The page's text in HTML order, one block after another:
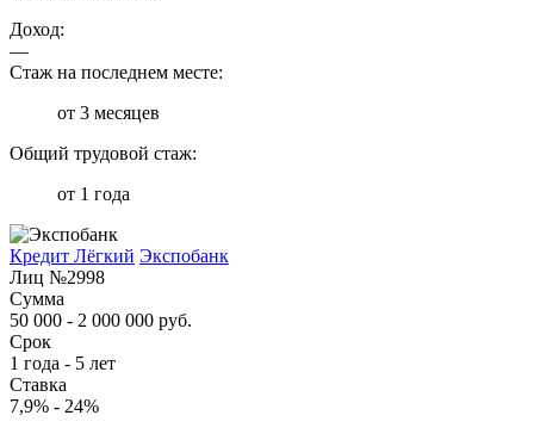
Доход:
—
Стаж на последнем месте:
от 3 месяцев
Общий трудовой стаж:
от 1 года
Кредит Лёгкий Экспобанк
Лиц №2998
Сумма
50 000 - 2 000 000 руб.
Срок
1 года - 5 лет
Ставка
7,9% - 24%